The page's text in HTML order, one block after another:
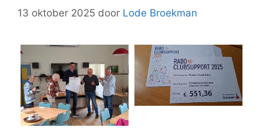
13 oktober 2025 door Lode Broekman